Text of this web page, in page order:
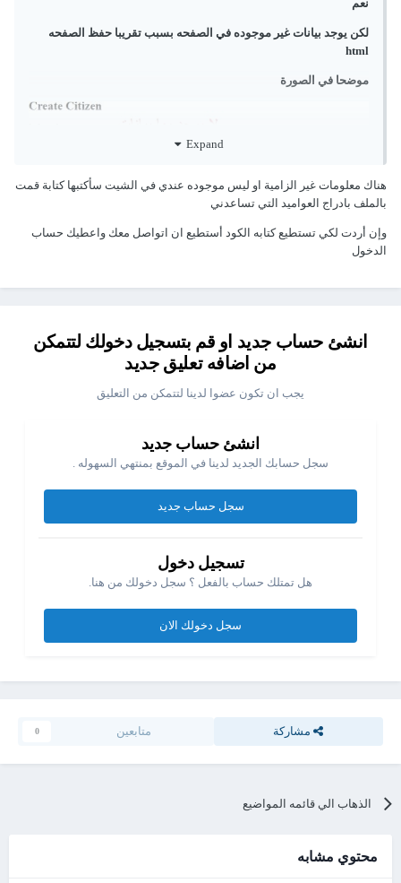
نعم
لكن يوجد بيانات غير موجوده في الصفحه بسبب تقريبا حفظ الصفحه
html
موضحا في الصورة
كما ان الشيت به عواميد قليله بالنسبه للبيانات التى في الموقع
Expand
هناك معلومات غير الزامية او ليس موجوده عندي في الشيت سأكتبها كتابة قمت
بالملف بادراج العواميد التي تساعدني
وإن أردت لكي تستطيع كتابه الكود أستطيع ان اتواصل معك واعطيك حساب
الدخول
انشئ حساب جديد او قم بتسجيل دخولك لتتمكن
من اضافه تعليق جديد
يجب ان تكون عضوا لدينا لتتمكن من التعليق
انشئ حساب جديد
سجل حسابك الجديد لدينا في الموقع بمنتهي السهوله .
سجل حساب جديد
تسجيل دخول
هل تمتلك حساب بالفعل ؟ سجل دخولك من هنا.
سجل دخولك الان
مشاركة متابعين 0
الذهاب الي قائمه المواضيع
محتوي مشابه